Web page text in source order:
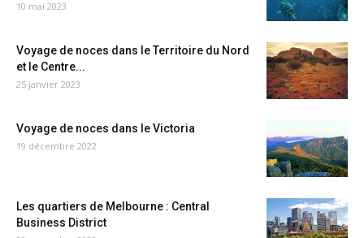
10 mai 2023
Voyage de noces dans le Territoire du Nord
et le Centre...
25 janvier 2023
Voyage de noces dans le Victoria
19 décembre 2022
Les quartiers de Melbourne : Central
Business District